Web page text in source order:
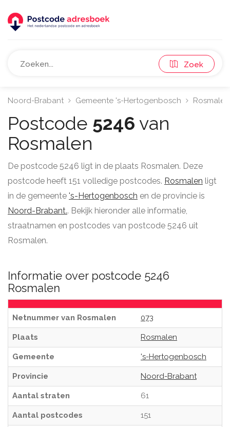
Zoek
Noord-Brabant Gemeente 's-Hertogenbosch Rosmalen
Postcode 5246 van
Rosmalen
De postcode 5246 ligt in de plaats Rosmalen. Deze
postcode heeft 151 volledige postcodes. Rosmalen ligt
in de gemeente 's-Hertogenbosch en de provincie is
Noord-Brabant.. Bekijk hieronder alle informatie,
straatnamen en postcodes van postcode 5246 uit
Rosmalen.
Informatie over postcode 5246
Rosmalen
Netnummer van Rosmalen 073
Plaats Rosmalen
Gemeente 's-Hertogenbosch
Provincie Noord-Brabant
Aantal straten 61
Aantal postcodes 151